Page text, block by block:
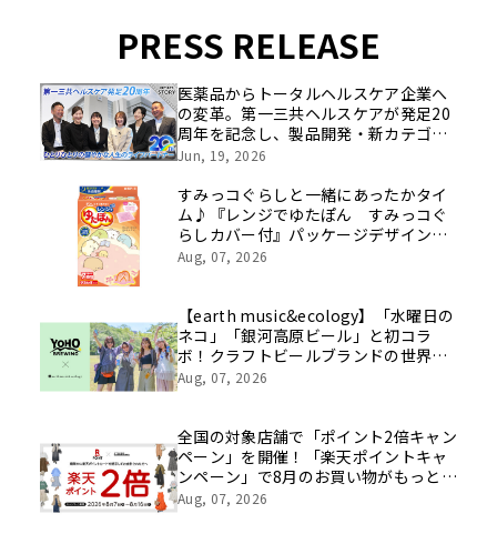
PRESS RELEASE
医薬品からトータルヘルスケア企業へ
の変革。第一三共ヘルスケアが発足20
周年を記念し、製品開発・新カテゴリ
挑戦の舞台や旧社統合時のエピソード
像を公開！
Jun, 19, 2026
すみっコぐらしと一緒にあったかタイ
ム♪『レンジでゆたぽん すみっコぐ
らしカバー付』パッケージデザインリ
ニューアル
Aug, 07, 2026
【earth music&ecology】「水曜日の
ネコ」「銀河高原ビール」と初コラ
ボ！クラフトビールブランドの世界観
を表現したアイテムが8月8日(土)発売
Aug, 07, 2026
全国の対象店舗で「ポイント2倍キャン
ペーン」を開催！「楽天ポイントキャ
ンペーン」で8月のお買い物がもっとお
得に！
Aug, 07, 2026